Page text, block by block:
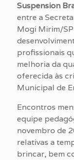
Suspension
entre a
Mogi Mirim/
profissionais
melhoria da
oferecida às
Municipal de
Encontros
equipe
novembro de
relativas a
brincar, bem